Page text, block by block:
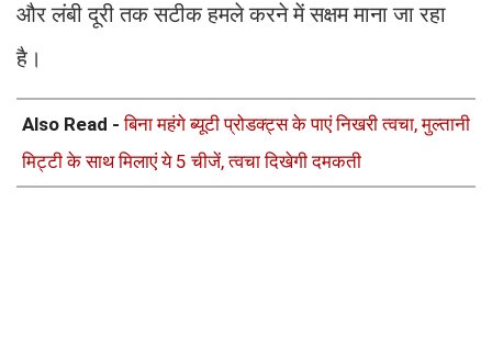
और लंबी दूरी तक सटीक हमले करने में सक्षम माना जा रहा
है।
Also Read -बिना महंगे ब्यूटी प्रोडक्ट्स के पाएं निखरी त्वचा, मुल्तानी
मिट्टी के साथ मिलाएं ये 5 चीजें, त्वचा दिखेगी दमकती